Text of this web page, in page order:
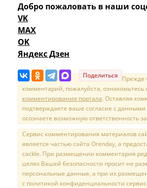
Добро пожаловать в наши
VK
MAX
OK
Яндекс Дзен
Поделиться Прежде
комментарий, пожалуйста, ознакомьтесь
комментирования портала. Оставляя
подтверждаете ваше согласие с
осознаете возможную ответственность
Сервис комментирования материалов
является частью сайта Orenday, а
cackle. При размещении комментария
целях Вашей безопасности просит не
персональные данные, а при их
с политикой конфиденциальности